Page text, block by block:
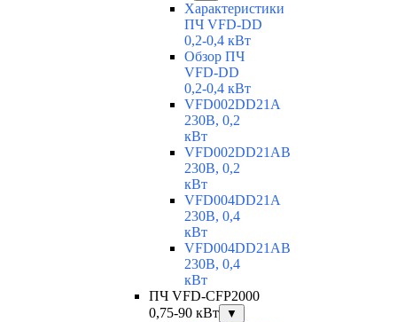
Характеристики
ПЧ VFD-DD
0,2-0,4 кВт
Обзор ПЧ
VFD-DD
0,2-0,4 кВт
VFD002DD21A
230В, 0,2
кВт
VFD002DD21AB
230В, 0,2
кВт
VFD004DD21A
230В, 0,4
кВт
VFD004DD21AB
230В, 0,4
кВт
ПЧ VFD-CFP2000
0,75-90 кВт
▼